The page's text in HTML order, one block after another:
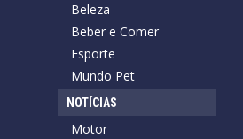
Beleza
Beber e Comer
Esporte
Mundo Pet
NOTÍCIAS
Motor